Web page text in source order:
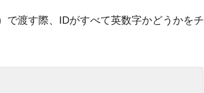
で渡す際、IDがすべて英数字かどうかをチ